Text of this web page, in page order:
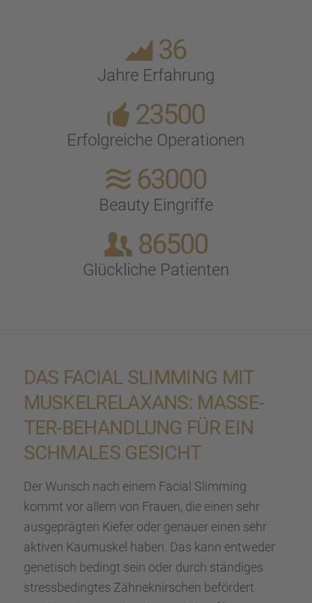
36
Jahre Erfah­rung
23500
Erfolg­rei­che Opera­tio­nen
63000
Beauty Eingriffe
86500
Glück­li­che Patien­ten
DAS FACIAL SLIMMING MIT
MUSKEL­RE­LAX­ANS: MASSE­
TER-BEHAND­LUNG FÜR EIN
SCHMA­LES GESICHT
Der Wunsch nach einem Facial Slimming
kommt vor allem von Frauen, die einen sehr
ausge­präg­ten Kiefer oder genauer einen sehr
aktiven Kaumus­kel haben. Das kann entwe­der
genetisch bedingt sein oder durch ständi­ges
stress­be­ding­tes Zähne­knir­schen beför­dert